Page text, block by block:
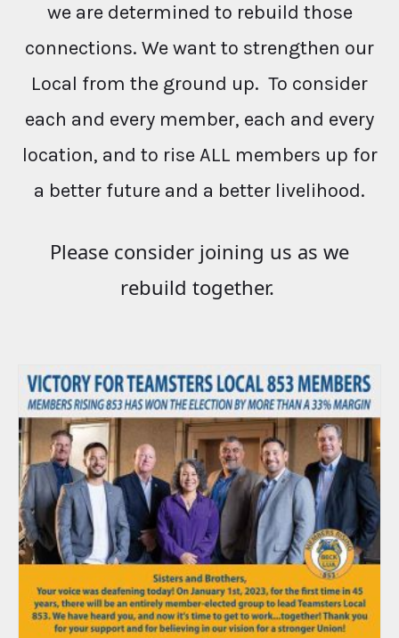
we are determined to rebuild those
connections. We want to strengthen our
Local from the ground up. To consider
each and every member, each and every
location, and to rise ALL members up for
a better future and a better livelihood.
Please consider joining us as we
rebuild together.